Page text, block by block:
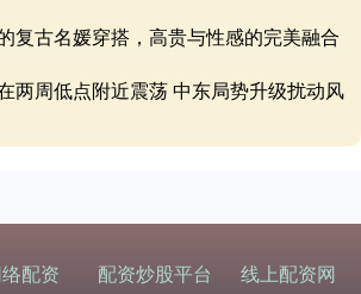
复古名媛穿搭，高贵与性感的完美融合
两周低点附近震荡 中东局势升级扰动风
配资 配资炒股平台 线上配资网